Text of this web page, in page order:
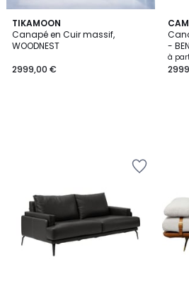
TIKAMOON
Canapé en Cuir massif,
WOODNEST
2999,00 €
- BEN
à
8